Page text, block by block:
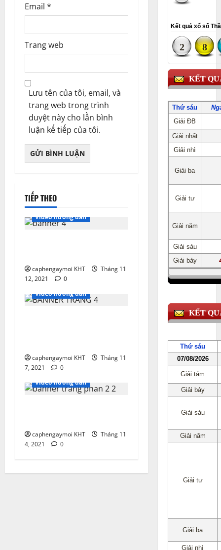
Email *
Trang web
Lưu tên của tôi, email, và
trang web trong trình
duyệt này cho lần bình
luận kế tiếp của tôi.
TIẾP THEO
Video hướng dẫn
caphengaymoi KHT
Tháng 11
12, 2021
0
Video hướng dẫn
caphengaymoi KHT
Tháng 11
7, 2021
0
Video hướng dẫn
caphengaymoi KHT
Tháng 11
4, 2021
0